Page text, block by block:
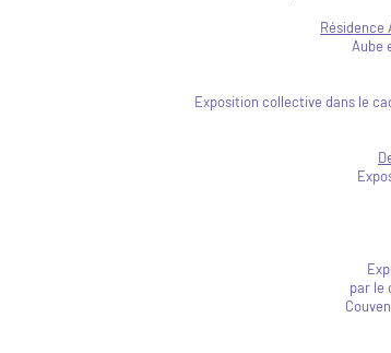
Résidence
Aube
Exposition collective dans le
par le